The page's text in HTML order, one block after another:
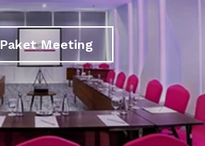
Paket Meeting